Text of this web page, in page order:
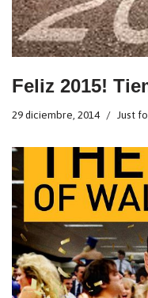
Feliz 2015!
29 diciembre, 2014 Just